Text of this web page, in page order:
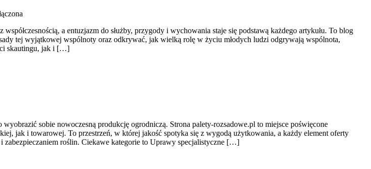
a entuzjazm do służby, przygody i wychowania staje się podstawą każdego artykułu. To blog
tej wyjątkowej wspólnoty oraz odkrywać, jak wielką rolę w życiu młodych ludzi odgrywają wspólnota,
skautingu, jak i […]
sobie nowoczesną produkcję ogrodniczą. Strona palety-rozsadowe.pl to miejsce poświęcone
jak i towarowej. To przestrzeń, w której jakość spotyka się z wygodą użytkowania, a każdy element oferty
zabezpieczaniem roślin. Ciekawe kategorie to Uprawy specjalistyczne […]